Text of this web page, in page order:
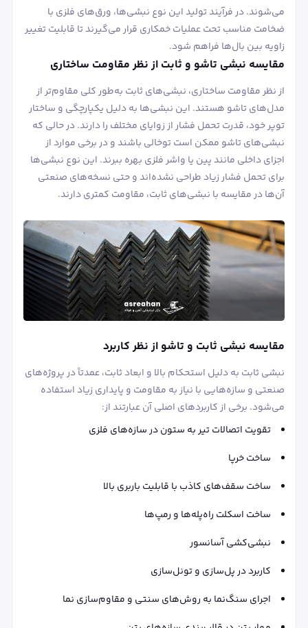
می‌شوند. در فرآیند تولید این نوع نبشی‌ها، ورق‌های فلزی با
ضخامت مناسب تحت عملیات خمکاری قرار می‌گیرند تا قابلیت تغییر
زاویه بین بال‌ها فراهم شود.
مقایسه نبشی تاشو و ثابت از نظر مقاومت ساختاری
از نظر مقاومت ساختاری، نبشی‌های ثابت به‌طور کلی مقاوم‌تر از
مدل‌های تاشو هستند. این نبشی‌ها به دلیل یکپارچگی و ساختار
توپر خود، قدرت تحمل فشار از زوایای مختلف را دارند. در حالی که
نبشی‌های تاشو ممکن است توخالی باشند و در برخی موارد از
اجزای داخلی مانند پین یا واشر فلزی بهره ببرند. این نوع نبشی‌ها
برای تحمل فشار زیاد طراحی نشده‌اند و حتی نسخه‌های صنعتی
آن‌ها در مقایسه با نبشی‌های ثابت، مقاومت کمتری دارند.
مقایسه نبشی ثابت و تاشو از نظر کاربرد
نبشی ثابت به دلیل استحکام بالا و ابعاد ثابت، عمدتاً در پروژه‌های
صنعتی و سازه‌هایی با نیاز به مقاومت و پایداری زیاد استفاده
می‌شود. برخی از کاربردهای اصلی آن عبارتند از:
تقویت اتصالات تیر به ستون در سازه‌های فلزی
ساخت خرپا
ساخت سقف‌های کاذب با قابلیت باربری بالا
ساخت اسکلت راه‌پله‌ها و رمپ‌ها
نبشی‌کشی آسانسور
کاربرد در پل‌سازی و تونل‌سازی
اجرای سنگ‌نما به روش‌های سنتی و مقاوم‌سازی نما